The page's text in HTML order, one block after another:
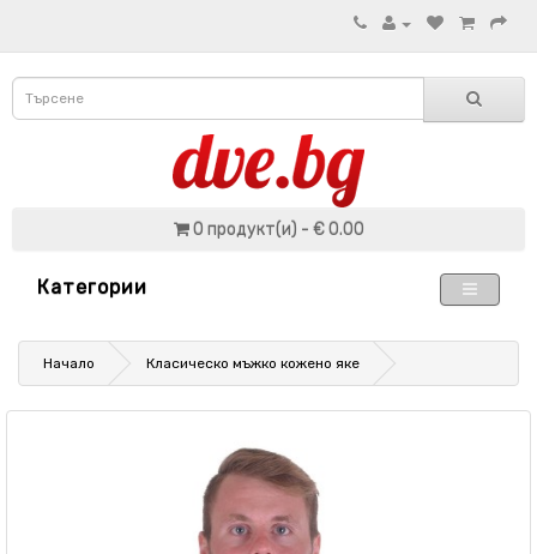
0 продукт(и) - € 0.00
Категории
Начало Класическо мъжко кожено яке